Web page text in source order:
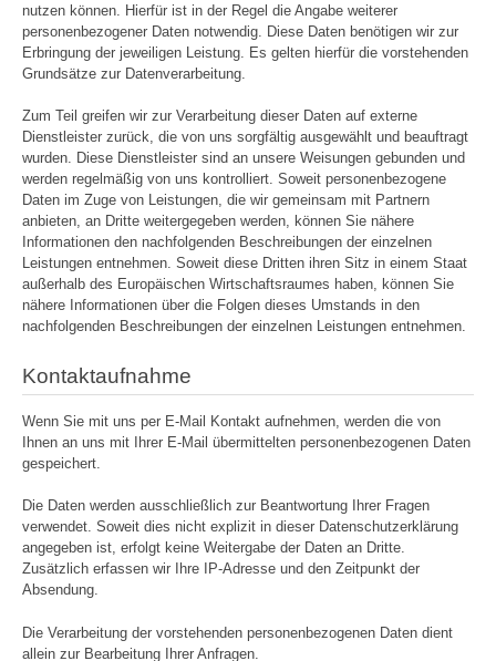
nutzen können. Hierfür ist in der Regel die Angabe weiterer
personenbezogener Daten notwendig. Diese Daten benötigen wir zur
Erbringung der jeweiligen Leistung. Es gelten hierfür die vorstehenden
Grundsätze zur Datenverarbeitung.
Zum Teil greifen wir zur Verarbeitung dieser Daten auf externe
Dienstleister zurück, die von uns sorgfältig ausgewählt und beauftragt
wurden. Diese Dienstleister sind an unsere Weisungen gebunden und
werden regelmäßig von uns kontrolliert. Soweit personenbezogene
Daten im Zuge von Leistungen, die wir gemeinsam mit Partnern
anbieten, an Dritte weitergegeben werden, können Sie nähere
Informationen den nachfolgenden Beschreibungen der einzelnen
Leistungen entnehmen. Soweit diese Dritten ihren Sitz in einem Staat
außerhalb des Europäischen Wirtschaftsraumes haben, können Sie
nähere Informationen über die Folgen dieses Umstands in den
nachfolgenden Beschreibungen der einzelnen Leistungen entnehmen.
Kontaktaufnahme
Wenn Sie mit uns per E-Mail Kontakt aufnehmen, werden die von
Ihnen an uns mit Ihrer E-Mail übermittelten personenbezogenen Daten
gespeichert.
Die Daten werden ausschließlich zur Beantwortung Ihrer Fragen
verwendet. Soweit dies nicht explizit in dieser Datenschutzerklärung
angegeben ist, erfolgt keine Weitergabe der Daten an Dritte.
Zusätzlich erfassen wir Ihre IP-Adresse und den Zeitpunkt der
Absendung.
Die Verarbeitung der vorstehenden personenbezogenen Daten dient
allein zur Bearbeitung Ihrer Anfragen.